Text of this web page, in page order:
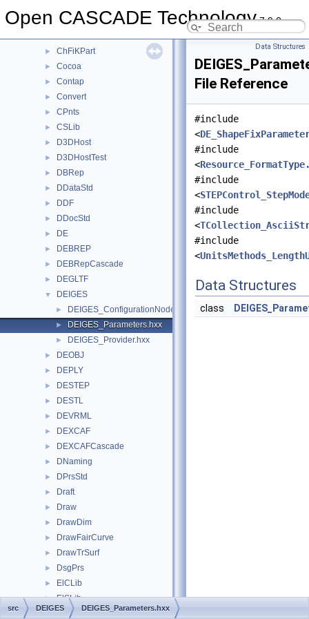
Open CASCADE Technology7.9.0
ChFi3d
► ChFiKPart
► Cocoa
► Contap
► Convert
► CPnts
► CSLib
► D3DHost
► D3DHostTest
► DBRep
► DDataStd
► DDF
► DDocStd
► DE
► DEBREP
► DEBRepCascade
► DEGLTF
▼ DEIGES
► DEIGES_ConfigurationNode.hxx
► DEIGES_Parameters.hxx
► DEIGES_Provider.hxx
► DEOBJ
► DEPLY
► DESTEP
► DESTL
► DEVRML
► DEXCAF
► DEXCAFCascade
► DNaming
► DPrsStd
► Draft
► Draw
► DrawDim
► DrawFairCurve
► DrawTrSurf
► DsgPrs
► ElCLib
► ElSLib
► Extrema
Data Structures
File Reference
#include
<
#include
<
#include
<
#include
<
#include
<
Data Structures
class
src DEIGES DEIGES_Parameters.hxx